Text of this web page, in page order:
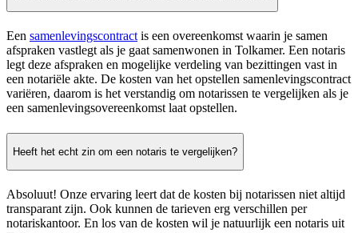
Een samenlevingscontract is een overeenkomst waarin je samen
afspraken vastlegt als je gaat samenwonen in Tolkamer. Een notaris
legt deze afspraken en mogelijke verdeling van bezittingen vast in
een notariële akte. De kosten van het opstellen samenlevingscontract
variëren, daarom is het verstandig om notarissen te vergelijken als je
een samenlevingsovereenkomst laat opstellen.
Heeft het echt zin om een notaris te vergelijken?
Absoluut! Onze ervaring leert dat de kosten bij notarissen niet altijd
transparant zijn. Ook kunnen de tarieven erg verschillen per
notariskantoor. En los van de kosten wil je natuurlijk een notaris uit